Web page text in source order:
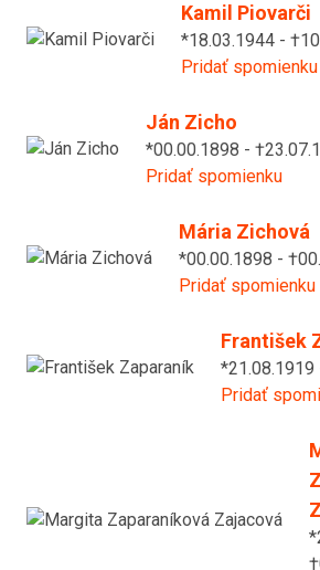
Kamil Piovarči
*18.03.1944 -
Pridať spomienku
Ján Zicho
*00.00.1898 -
Pridať spomienku
Mária Zichová
*00.00.1898 -
Pridať spomienku
František
*21.08.1919
Pridať